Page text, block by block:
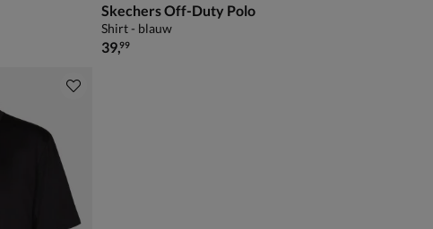
Skechers Off-Duty Polo
Shirt - blauw
€ 39,99
39,99